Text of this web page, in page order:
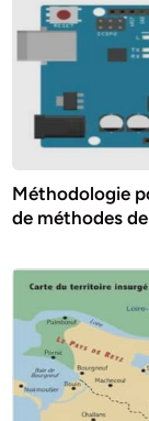
Méthodologie
de méthodes